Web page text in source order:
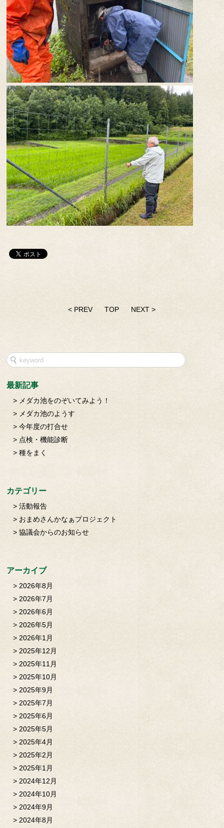
< PREV TOP NEXT >
最新記事
メダカ池をのぞいてみよう！
メダカ池のようす
今年度の打合せ
点検・機能診断
種をまく
カテゴリー
活動報告
おまめさんかなぁプロジェクト
協議会からのお知らせ
アーカイブ
2026年8月
2026年7月
2026年6月
2026年5月
2026年1月
2025年12月
2025年11月
2025年10月
2025年9月
2025年7月
2025年6月
2025年5月
2025年4月
2025年2月
2025年1月
2024年12月
2024年10月
2024年9月
2024年8月